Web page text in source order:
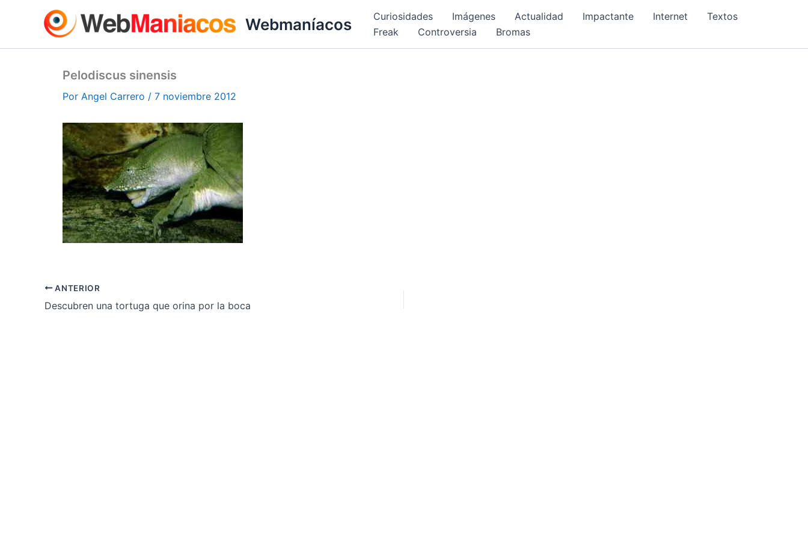
Webmaníacos Curiosidades Imágenes Actualidad Impactante Internet
Textos
Freak
Controversia Bromas
Pelodiscus sinensis
Por Angel Carrero / 7 noviembre 2012
ANTERIOR
Descubren una tortuga que orina por la boca